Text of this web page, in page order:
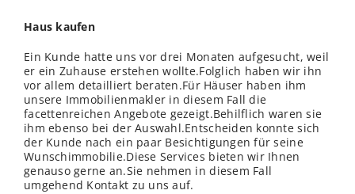
Haus kaufen
Ein Kunde hatte uns vor drei Monaten aufgesucht, weil
er ein Zuhause erstehen wollte.Folglich haben wir ihn
vor allem detailliert beraten.Für Häuser haben ihm
unsere Immobilienmakler in diesem Fall die
facettenreichen Angebote gezeigt.Behilflich waren sie
ihm ebenso bei der Auswahl.Entscheiden konnte sich
der Kunde nach ein paar Besichtigungen für seine
Wunschimmobilie.Diese Services bieten wir Ihnen
genauso gerne an.Sie nehmen in diesem Fall
umgehend Kontakt zu uns auf.